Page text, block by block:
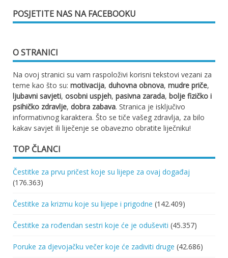
POSJETITE NAS NA FACEBOOKU
O STRANICI
Na ovoj stranici su vam raspoloživi korisni tekstovi vezani za
teme kao što su: motivacija, duhovna obnova, mudre priče,
ljubavni savjeti, osobni uspjeh, pasivna zarada, bolje fizičko i
psihičko zdravlje, dobra zabava. Stranica je isključivo
informativnog karaktera. Što se tiče vašeg zdravlja, za bilo
kakav savjet ili liječenje se obavezno obratite liječniku!
TOP ČLANCI
Čestitke za prvu pričest koje su lijepe za ovaj događaj
(176.363)
Čestitke za krizmu koje su lijepe i prigodne (142.409)
Čestitke za rođendan sestri koje će je oduševiti (45.357)
Poruke za djevojačku večer koje će zadiviti druge (42.686)